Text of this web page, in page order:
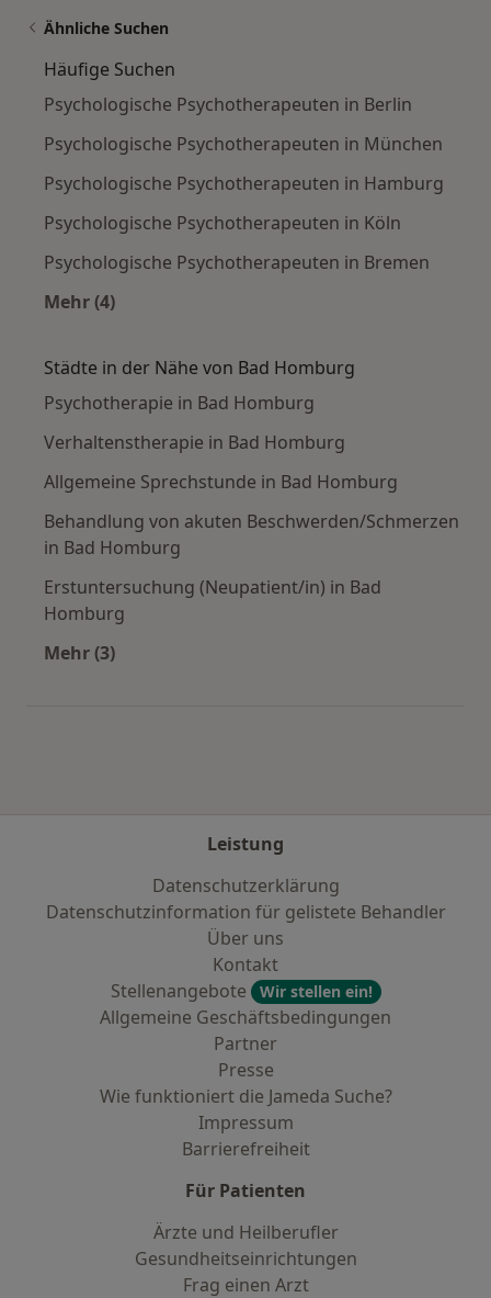
Ähnliche Suchen
Häufige Suchen
Psychologische Psychotherapeuten in Berlin
Psychologische Psychotherapeuten in München
Psychologische Psychotherapeuten in Hamburg
Psychologische Psychotherapeuten in Köln
Psychologische Psychotherapeuten in Bremen
Mehr (4)
Städte in der Nähe von Bad Homburg
Psychotherapie in Bad Homburg
Verhaltenstherapie in Bad Homburg
Allgemeine Sprechstunde in Bad Homburg
Behandlung von akuten Beschwerden/Schmerzen
in Bad Homburg
Erstuntersuchung (Neupatient/in) in Bad
Homburg
Mehr (3)
Leistung
Datenschutzerklärung
Datenschutzinformation für gelistete Behandler
Über uns
Kontakt
Stellenangebote
Wir stellen ein!
Allgemeine Geschäftsbedingungen
Partner
Presse
Wie funktioniert die Jameda Suche?
Impressum
Barrierefreiheit
Für Patienten
Ärzte und Heilberufler
Gesundheitseinrichtungen
Frag einen Arzt